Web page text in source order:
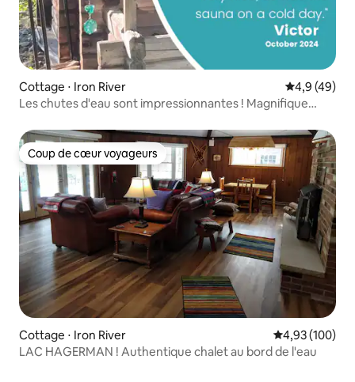
Cottage ⋅ Iron River Évaluation
4,9 (49)
Les chutes d'eau sont impressionnantes ! Magnifique
Coup de cœur voyageurs
Coup de cœur voyageurs
Cottage ⋅ Iron River Évaluation
4,93 (100)
LAC HAGERMAN ! Authentique chalet au bord de l'eau